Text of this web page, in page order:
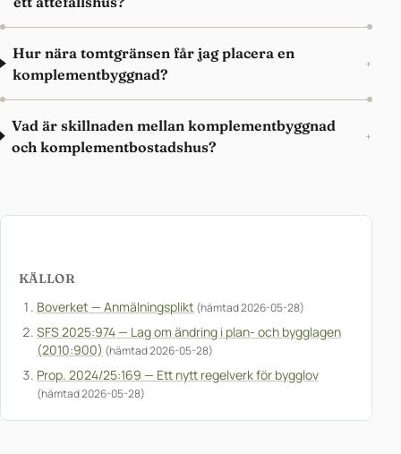
Hur nära tomtgränsen får jag placera en
komplementbyggnad?
+
Vad är skillnaden mellan komplementbyggnad
och komplementbostadshus?
+
KÄLLOR
Boverket — Anmälningsplikt (hämtad 2026-05-28)
SFS 2025:974 — Lag om ändring i plan- och bygglagen
(2010:900) (hämtad 2026-05-28)
Prop. 2024/25:169 — Ett nytt regelverk för bygglov
(hämtad 2026-05-28)